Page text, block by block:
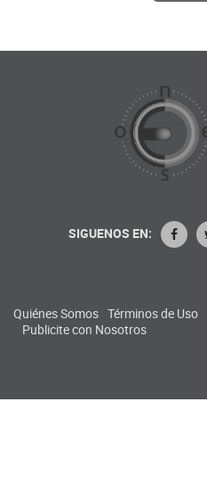
SIGUENOS EN:
Quiénes Somos Términos de Uso
Publicite con Nosotros